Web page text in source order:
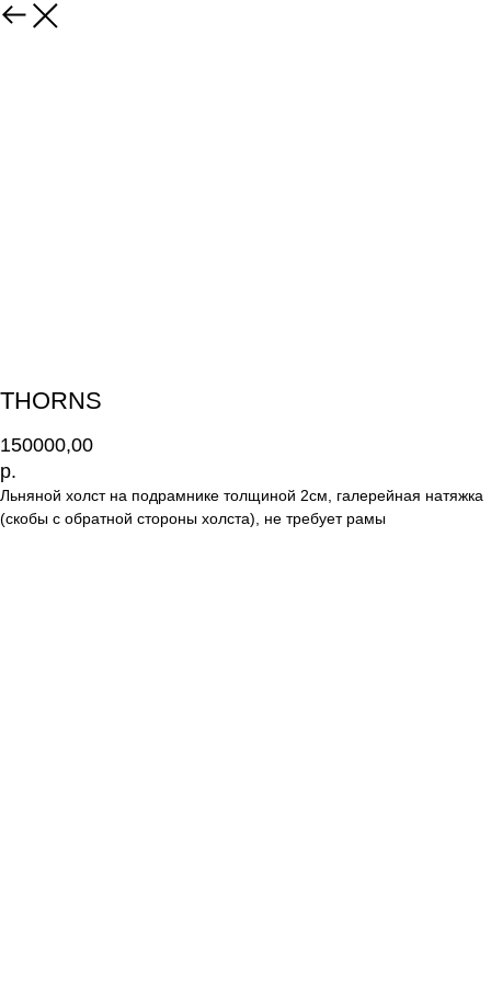
THORNS
150000,00
р.
Льняной холст на подрамнике толщиной 2см, галерейная натяжка
(скобы с обратной стороны холста), не требует рамы